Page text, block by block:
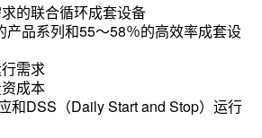
的联合循环成套设备
产品系列和55～58％的高效率成套设
需求
成本
和DSS（Daily Start and Stop）运行